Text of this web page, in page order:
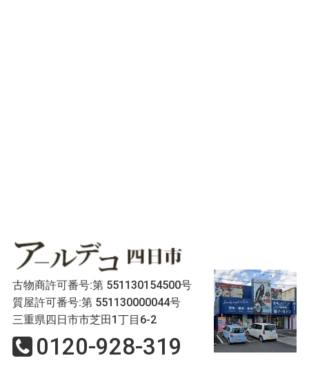
古物商許可番号:第 551130154500号
質屋許可番号:第 551130000044号
三重県四日市市芝田1丁目6-2
0120-928-319